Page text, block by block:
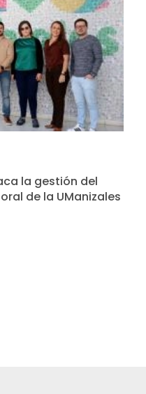
la gestión del
de la UManizales